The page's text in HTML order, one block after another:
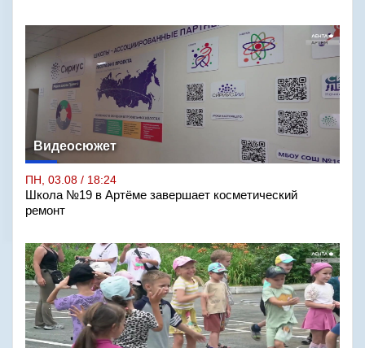
Видеосюжет
ПН, 03.08 / 18:24
Школа №19 в Артёме завершает косметический
ремонт